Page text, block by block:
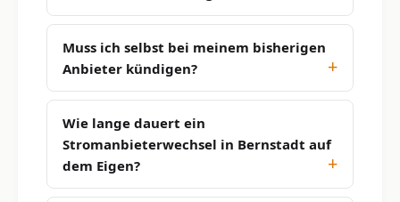
Muss ich selbst bei meinem bisherigen
Anbieter kündigen?
Wie lange dauert ein
Stromanbieterwechsel in Bernstadt auf
dem Eigen?